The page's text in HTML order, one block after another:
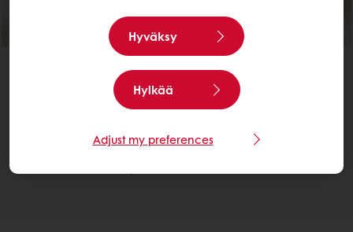
Paranna ravintoarvoa Parempi työstettävyys ja säilyvyys
Vivafil Strawberry: mansikkatäyte
Etsi paikallinen jakelija
Ota meihin yhteyttä.
Hyväksy
Hylkää
Adjust my preferences